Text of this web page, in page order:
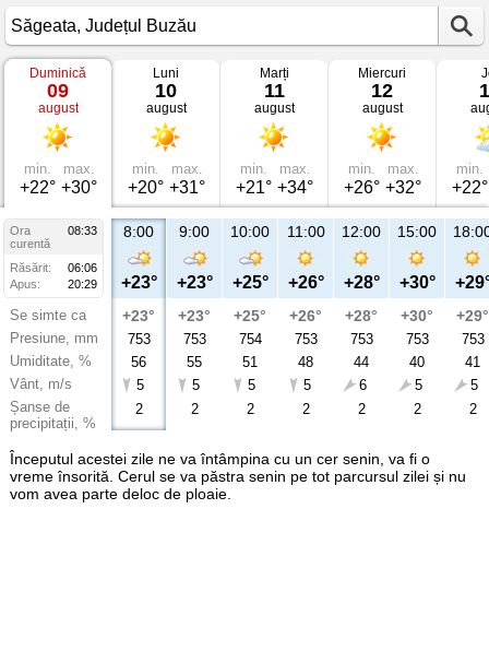
Vremea
Săgeata
Județul
Buzău
Duminică
09
august
min.
+22°
max.
+30°
Luni
10
august
min.
+20°
max.
+31°
Marți
11
august
min.
+21°
max.
+34°
Miercuri
12
august
min.
+26°
max.
+32°
min.
+22°
Ora
08:33
curentă
Răsărit:
06:06
Apus:
20:29
Se simte ca
Presiune, mm
Umiditate, %
Vânt, m/s
Șanse de
precipitații, %
8:00
+23°
+23°
753
56
5
2
9:00
+23°
+23°
753
55
5
2
10:00
+25°
+25°
754
51
5
2
11:00
+26°
+26°
753
48
5
2
12:00
+28°
+28°
753
44
6
2
15:00
+30°
+30°
753
40
5
2
+29°
753
41
5
2
Începutul acestei zile ne va întâmpina cu un cer senin, va fi o
vreme însorită. Cerul se va păstra senin pe tot parcursul zilei și nu
vom avea parte deloc de ploaie.